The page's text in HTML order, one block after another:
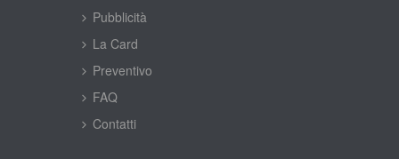
Pubblicità
La Card
Preventivo
FAQ
Contatti